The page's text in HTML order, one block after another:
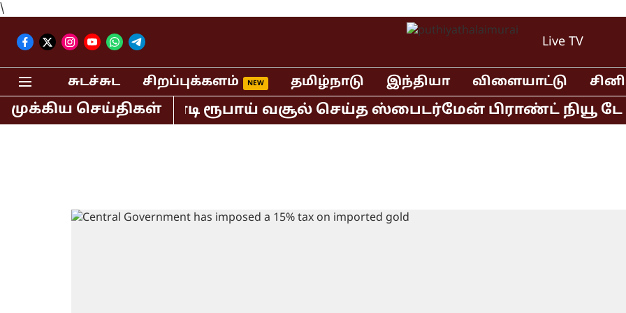
\
Live TV
சுடச்சுட சிறப்புக்களம் தமிழ்நாடு இந்தியா விளையாட்டு
முக்கிய செய்திகள்
மட்டும் 400 கோடி ரூபாய் வசூல் செய்த ஸ்பைடர்மேன் பிராண்ட் நியூ டே